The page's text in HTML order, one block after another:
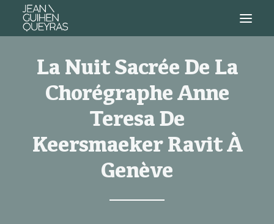
La Nuit Sacrée De La
Chorégraphe Anne
Teresa De
Keersmaeker Ravit À
Genève